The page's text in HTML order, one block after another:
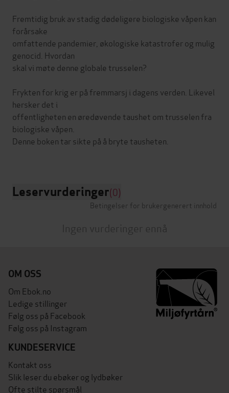
Fremtidig bruk av stadig dødeligere biologiske våpen kan
forårsake
omfattende pandemier, økologiske katastrofer og mulig
genocid. Hvordan
skal vi møte denne globale trusselen?
Frykten for krig er på fremmarsj i dagens verden. Likevel
hersker det i
offentligheten en øredøvende taushet om trusselen fra
biologiske våpen.
Denne boken tar sikte på å bryte tausheten.
Leservurderinger(0)
Betingelser for brukergenerert innhold
Ingen vurderinger ennå
OM OSS
Om Ebok.no
Ledige stillinger
Følg oss på Facebook
Følg oss på Instagram
KUNDESERVICE
Kontakt oss
Slik leser du ebøker og lydbøker
Ofte stilte spørsmål